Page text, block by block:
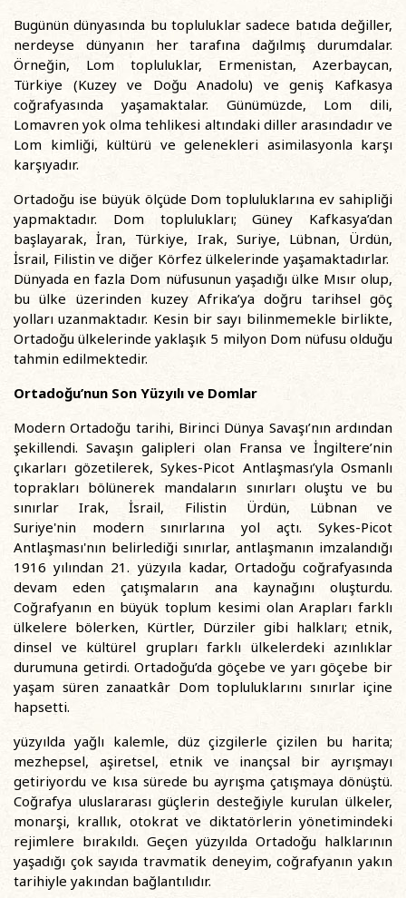
Bugünün dünyasında bu topluluklar sadece batıda değiller,
nerdeyse dünyanın her tarafına dağılmış durumdalar.
Örneğin, Lom topluluklar, Ermenistan, Azerbaycan,
Türkiye (Kuzey ve Doğu Anadolu) ve geniş Kafkasya
coğrafyasında yaşamaktalar. Günümüzde, Lom dili,
Lomavren yok olma tehlikesi altındaki diller arasındadır ve
Lom kimliği, kültürü ve gelenekleri asimilasyonla karşı
karşıyadır.
Ortadoğu ise büyük ölçüde Dom topluluklarına ev sahipliği
yapmaktadır. Dom toplulukları; Güney Kafkasya’dan
başlayarak, İran, Türkiye, Irak, Suriye, Lübnan, Ürdün,
İsrail, Filistin ve diğer Körfez ülkelerinde yaşamaktadırlar.
Dünyada en fazla Dom nüfusunun yaşadığı ülke Mısır olup,
bu ülke üzerinden kuzey Afrika’ya doğru tarihsel göç
yolları uzanmaktadır. Kesin bir sayı bilinmemekle birlikte,
Ortadoğu ülkelerinde yaklaşık 5 milyon Dom nüfusu olduğu
tahmin edilmektedir.
Ortadoğu’nun Son Yüzyılı ve Domlar
Modern Ortadoğu tarihi, Birinci Dünya Savaşı’nın ardından
şekillendi. Savaşın galipleri olan Fransa ve İngiltere’nin
çıkarları gözetilerek, Sykes-Picot Antlaşması’yla Osmanlı
toprakları bölünerek mandaların sınırları oluştu ve bu
sınırlar Irak, İsrail, Filistin Ürdün, Lübnan ve
Suriye'nin modern sınırlarına yol açtı. Sykes-Picot
Antlaşması'nın belirlediği sınırlar, antlaşmanın imzalandığı
1916 yılından 21. yüzyıla kadar, Ortadoğu coğrafyasında
devam eden çatışmaların ana kaynağını oluşturdu.
Coğrafyanın en büyük toplum kesimi olan Arapları farklı
ülkelere bölerken, Kürtler, Dürziler gibi halkları; etnik,
dinsel ve kültürel grupları farklı ülkelerdeki azınlıklar
durumuna getirdi. Ortadoğu’da göçebe ve yarı göçebe bir
yaşam süren zanaatkâr Dom topluluklarını sınırlar içine
hapsetti.
yüzyılda yağlı kalemle, düz çizgilerle çizilen bu harita;
mezhepsel, aşiretsel, etnik ve inançsal bir ayrışmayı
getiriyordu ve kısa sürede bu ayrışma çatışmaya dönüştü.
Coğrafya uluslararası güçlerin desteğiyle kurulan ülkeler,
monarşi, krallık, otokrat ve diktatörlerin yönetimindeki
rejimlere bırakıldı. Geçen yüzyılda Ortadoğu halklarının
yaşadığı çok sayıda travmatik deneyim, coğrafyanın yakın
tarihiyle yakından bağlantılıdır.